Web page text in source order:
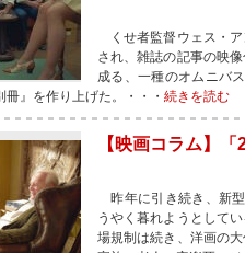
くせ者監督ウェス・ア
され、雑誌の記事の映
成る、一種のオムニバ
』を作り上げた。・・・ 続きを読む
【映画コラム】
昨年に引き続き、新
うやく暮れようとして
場規制は続き、洋画の